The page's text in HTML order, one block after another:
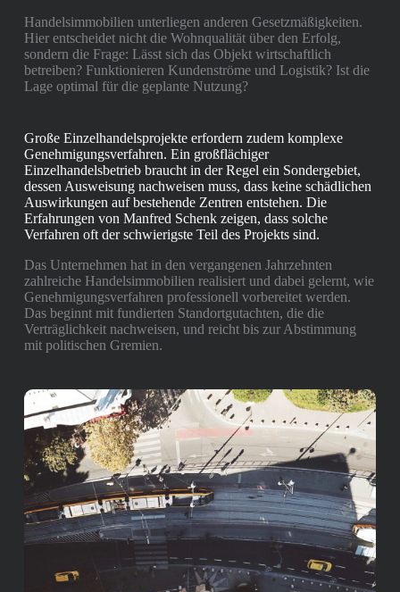
Handelsimmobilien unterliegen anderen Gesetzmäßigkeiten.
Hier entscheidet nicht die Wohnqualität über den Erfolg,
sondern die Frage: Lässt sich das Objekt wirtschaftlich
betreiben? Funktionieren Kundenströme und Logistik? Ist die
Lage optimal für die geplante Nutzung?
Große Einzelhandelsprojekte erfordern zudem komplexe
Genehmigungsverfahren. Ein großflächiger
Einzelhandelsbetrieb braucht in der Regel ein Sondergebiet,
dessen Ausweisung nachweisen muss, dass keine schädlichen
Auswirkungen auf bestehende Zentren entstehen. Die
Erfahrungen von Manfred Schenk zeigen, dass solche
Verfahren oft der schwierigste Teil des Projekts sind.
Das Unternehmen hat in den vergangenen Jahrzehnten
zahlreiche Handelsimmobilien realisiert und dabei gelernt, wie
Genehmigungsverfahren professionell vorbereitet werden.
Das beginnt mit fundierten Standortgutachten, die die
Verträglichkeit nachweisen, und reicht bis zur Abstimmung
mit politischen Gremien.